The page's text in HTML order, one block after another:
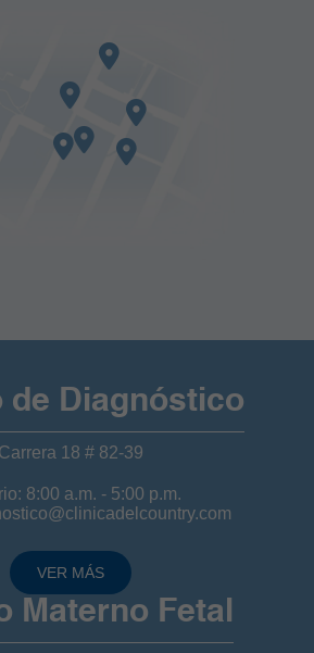
de Diagnóstico
Carrera 18 # 82-39
8:00 a.m. - 5:00 p.m.
VER MÁS
Materno Fetal